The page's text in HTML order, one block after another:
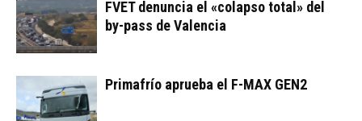
FVET denuncia el «colapso total» del
by-pass de Valencia
Primafrío aprueba el F-MAX GEN2